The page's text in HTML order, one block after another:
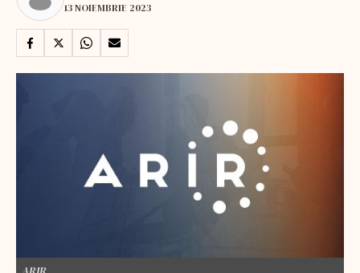
13 NOIEMBRIE 2023